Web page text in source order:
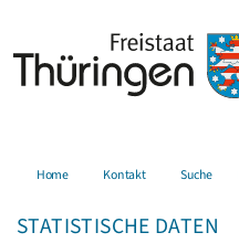
Home Kontakt Suche
STATISTISCHE DATEN